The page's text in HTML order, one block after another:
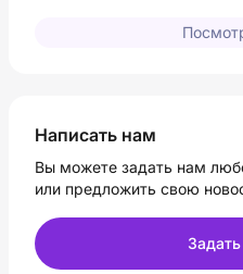
Написать нам
Вы можете задать нам
или предложить свою